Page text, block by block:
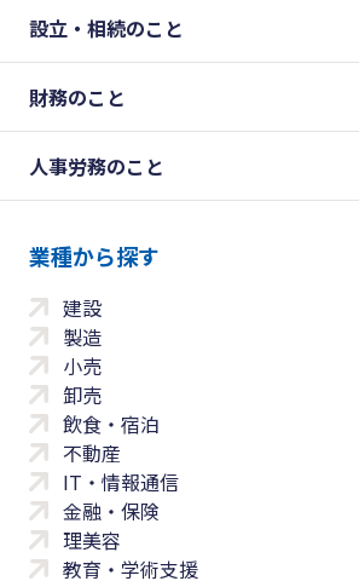
設立・相続のこと
財務のこと
人事労務のこと
業種から探す
建設
製造
小売
卸売
飲食・宿泊
不動産
IT・情報通信
金融・保険
理美容
教育・学術支援